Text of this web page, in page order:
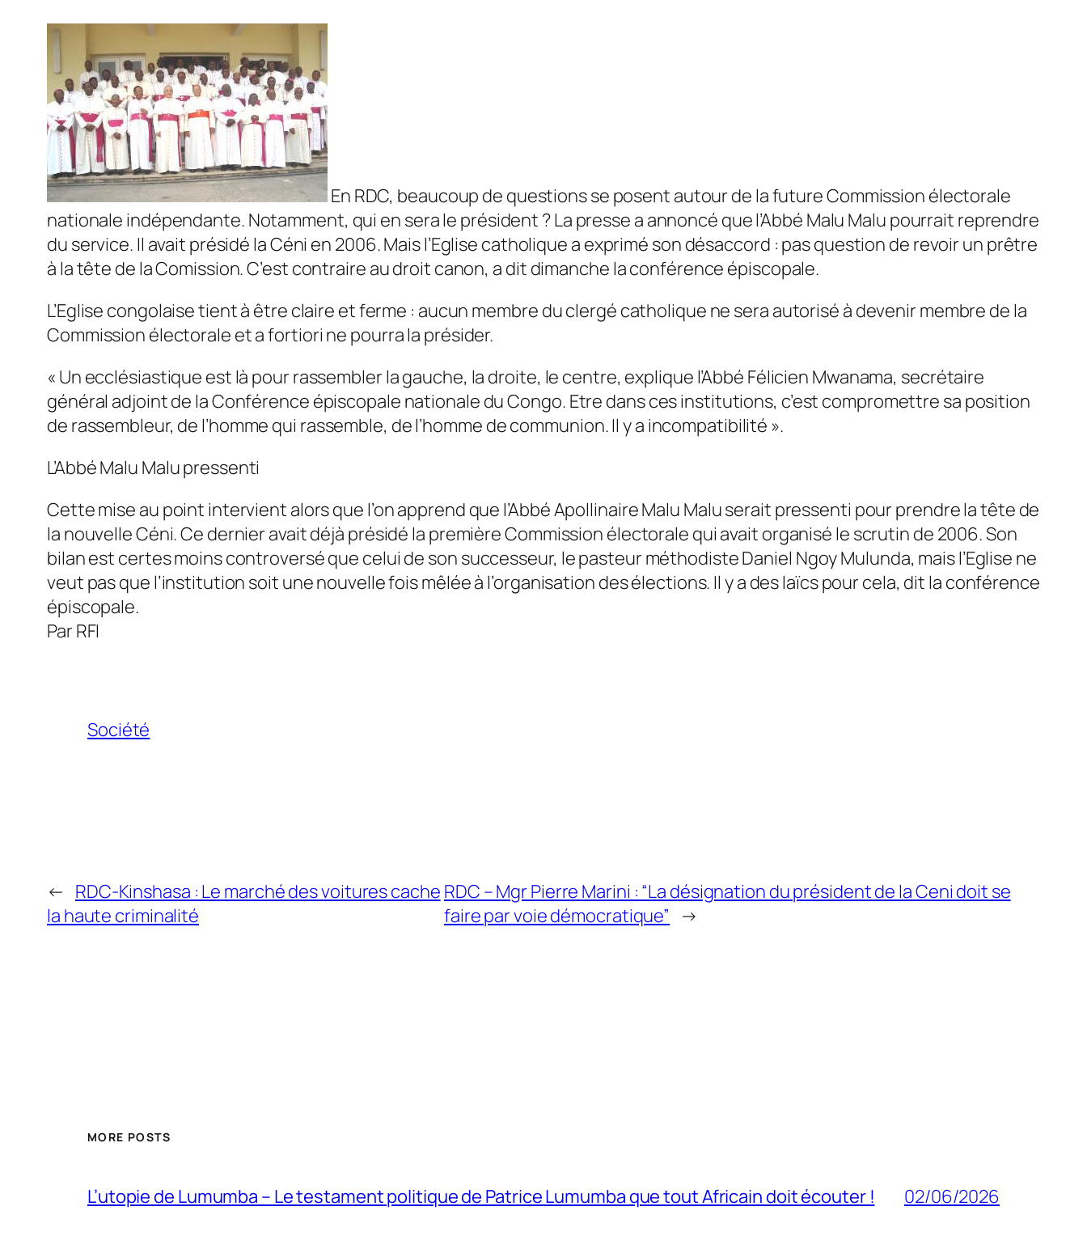
En RDC, beaucoup de questions se posent autour de la future Commission électorale
nationale indépendante. Notamment, qui en sera le président ? La presse a annoncé que l’Abbé Malu Malu pourrait reprendre
du service. Il avait présidé la Céni en 2006. Mais l’Eglise catholique a exprimé son désaccord : pas question de revoir un prêtre
à la tête de la Comission. C’est contraire au droit canon, a dit dimanche la conférence épiscopale.
L’Eglise congolaise tient à être claire et ferme : aucun membre du clergé catholique ne sera autorisé à devenir membre de la
Commission électorale et a fortiori ne pourra la présider.
« Un ecclésiastique est là pour rassembler la gauche, la droite, le centre, explique l’Abbé Félicien Mwanama, secrétaire
général adjoint de la Conférence épiscopale nationale du Congo. Etre dans ces institutions, c’est compromettre sa position
de rassembleur, de l’homme qui rassemble, de l’homme de communion. Il y a incompatibilité ».
L’Abbé Malu Malu pressenti
Cette mise au point intervient alors que l’on apprend que l’Abbé Apollinaire Malu Malu serait pressenti pour prendre la tête de
la nouvelle Céni. Ce dernier avait déjà présidé la première Commission électorale qui avait organisé le scrutin de 2006. Son
bilan est certes moins controversé que celui de son successeur, le pasteur méthodiste Daniel Ngoy Mulunda, mais l’Eglise ne
veut pas que l’institution soit une nouvelle fois mêlée à l’organisation des élections. Il y a des laïcs pour cela, dit la conférence
épiscopale.
Par RFI
Société
← RDC-Kinshasa : Le march é des voitures cache
la haute criminalité
RDC – Mgr Pierre Marini : “La désignation du président de la Ceni doit se
faire par voie démocratique” →
MORE POSTS
L’utopie de Lumumba – Le testament politique de Patrice Lumumba que tout Africain doit écouter ! 02/06/2026